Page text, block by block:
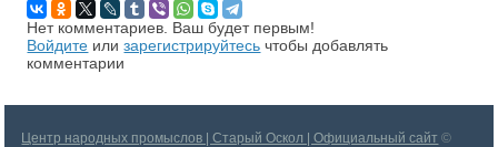
Нет комментариев. Ваш будет первым!
Войдите илизарегистрируйтесь чтобы добавлять
комментарии
Центр народных промыслов | Старый Оскол | Официальный сайт ©